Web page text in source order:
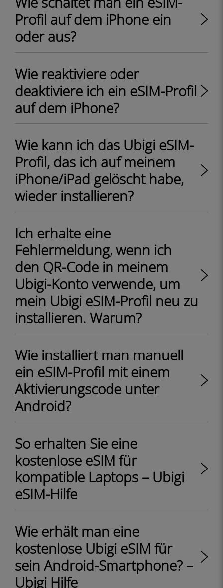
Profil auf dem iPhone ein
oder aus?
Wie reaktiviere oder
deaktiviere ich ein eSIM-Profil
auf dem iPhone?
Wie kann ich das Ubigi eSIM-
Profil, das ich auf meinem
iPhone/iPad gelöscht habe,
wieder installieren?
Ich erhalte eine
Fehlermeldung, wenn ich
den QR-Code in meinem
Ubigi-Konto verwende, um
mein Ubigi eSIM-Profil neu zu
installieren. Warum?
Wie installiert man manuell
ein eSIM-Profil mit einem
Aktivierungscode unter
Android?
So erhalten Sie eine
kostenlose eSIM für
kompatible Laptops – Ubigi
eSIM-Hilfe
Wie erhält man eine
kostenlose Ubigi eSIM für
sein Android-Smartphone? –
Ubigi Hilfe